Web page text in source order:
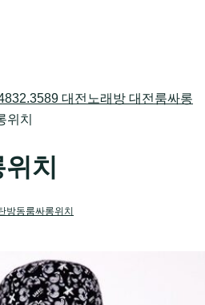
대전노래방 대전룸싸롱
위치
치
방동룸싸롱위치